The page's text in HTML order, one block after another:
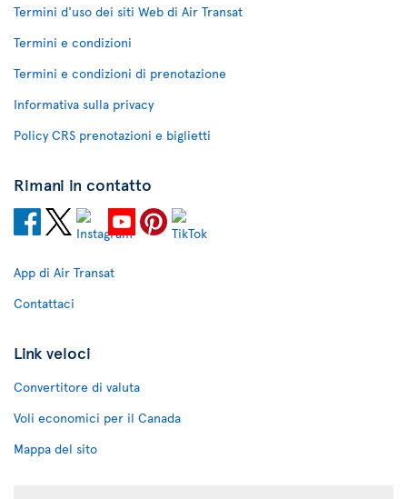
Termini d'uso dei siti Web di Air Transat
Termini e condizioni
Termini e condizioni di prenotazione
Informativa sulla privacy
Policy CRS prenotazioni e biglietti
Rimani in contatto
App di Air Transat
Contattaci
Link veloci
Convertitore di valuta
Voli economici per il Canada
Mappa del sito